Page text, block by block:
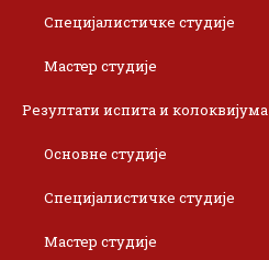
Специјалистичке студије
Мастер студије
Резултати испита и колоквијума
Основне студије
Специјалистичке студије
Мастер студије